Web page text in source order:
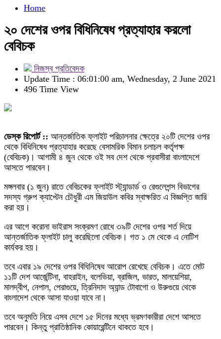
Home
২০ দেশের ওপর বিধিনিষেধ প্রত্যাহার করলো
বেবিচক
নিজস্ব প্রতিবেদক
Update Time : 06:01:00 am, Wednesday, 2 June 2021
496 Time View
ডেস্ক রিপোর্ট :: আন্তর্জাতিক ফ্লাইট পরিচালনার ক্ষেত্রে ২০টি দেশের ওপর
থেকে বিধিনিষেধ প্রত্যাহার করেছে বেসামরিক বিমান চলাচল কর্তৃপক্ষ
(বেবিচক)। আগামী ৪ জুন থেকে ওই সব দেশ থেকে প্রবাসীরা বাংলাদেশে
আসতে পারবেন।
মঙ্গলবার (১ জুন) রাতে বেবিচকের ফ্লাইট স্ট্যান্ডার্ড ও রেগুলেশন্স বিভাগের
সদস্য গ্রুপ ক্যাপ্টেন চৌধুরী এম জিয়াউল কবির স্বাক্ষরিত এ বিজ্ঞপ্তি জারি
করা হয়।
এর আগে করোনা ভাইরাস সংক্রমণ রোধে ৩৯টি দেশের ওপর শর্ত দিয়ে
আন্তর্জাতিক ফ্লাইট চালু করেছিলো বেবিচক। গত ১ মে থেকে এ নোটিশ
কার্যকর হয়।
তবে এবার ১৯ দেশের ওপর বিধিনিষেধ আরোপ রেখেছে বেবিচক। এতে মোট
১১টি দেশ আর্জেন্টিনা, বাহরাইন, বলেভিয়া, ব্রাজিল, ভারত, মালয়েশিয়া,
মালদ্বীপ, নেপাল, পেরাগুয়ে, ত্রিনিদাদ অ্যান্ড টোবাগো ও উরুগুয়ে থেকে
বাংলাদেশ থেকে আসা যাওয়া যাবে না।
তবে অনুমতি নিয়ে এসব দেশে ১৫ দিনের মধ্যে ভ্রমণকারীরা দেশে আসতে
পারবেন। কিন্তু প্রাতিষ্ঠানিক কোয়ারেন্টিনে থাকতে হবে।